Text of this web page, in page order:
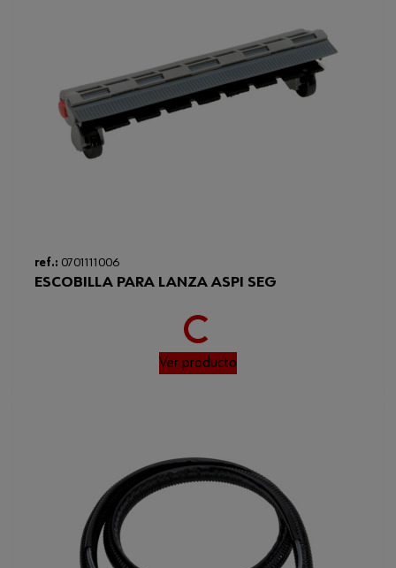
ref.: 0701111006
ESCOBILLA PARA LANZA ASPI SEG
Loading...
Ver producto